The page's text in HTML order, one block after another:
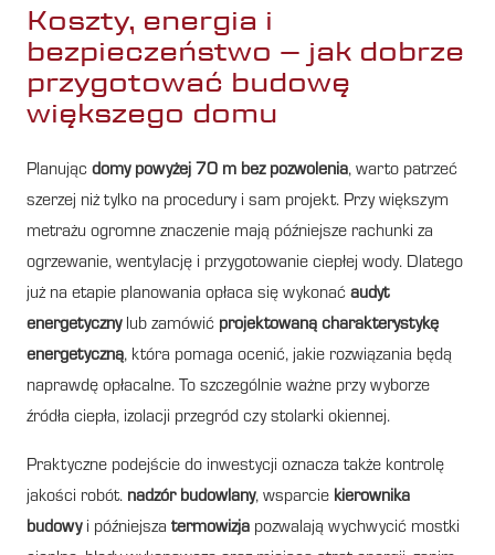
Koszty, energia i
bezpieczeństwo – jak dobrze
przygotować budowę
większego domu
Planując domy powyżej 70 m bez pozwolenia, warto patrzeć
szerzej niż tylko na procedury i sam projekt. Przy większym
metrażu ogromne znaczenie mają późniejsze rachunki za
ogrzewanie, wentylację i przygotowanie ciepłej wody. Dlatego
już na etapie planowania opłaca się wykonać audyt
energetycznylub zamówić projektowaną charakterystykę
energetyczną, która pomaga ocenić, jakie rozwiązania będą
naprawdę opłacalne. To szczególnie ważne przy wyborze
źródła ciepła, izolacji przegród czy stolarki okiennej.
Praktyczne podejście do inwestycji oznacza także kontrolę
jakości robót. nadzór budowlany, wsparcie kierownika
budowyi późniejsza termowizja pozwalają wychwycić mostki